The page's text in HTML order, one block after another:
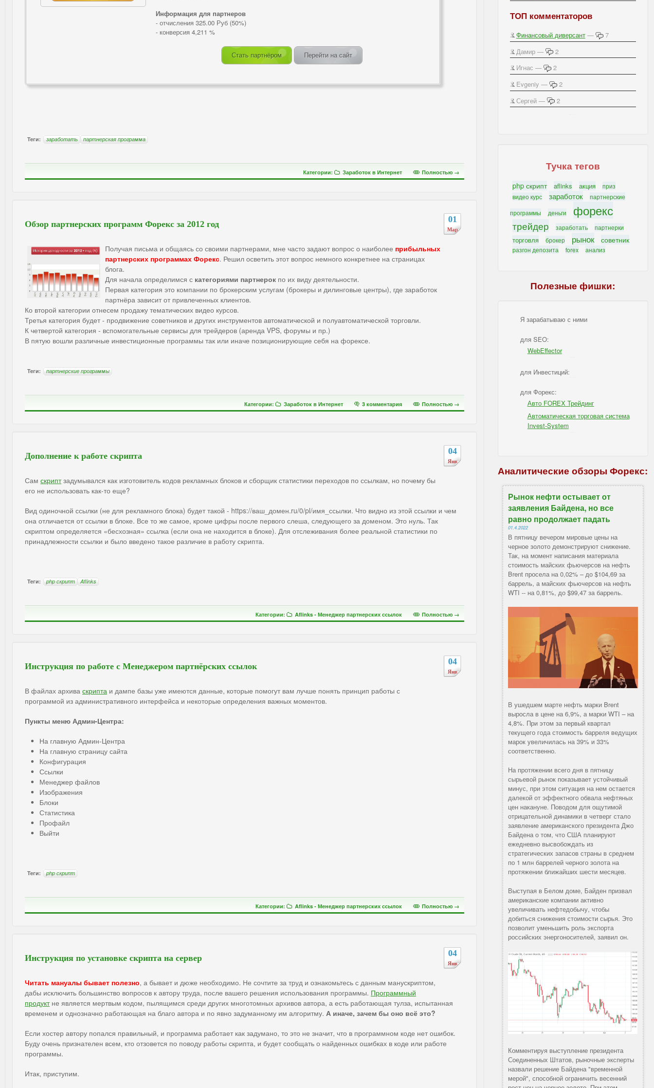
Информация для партнеров
- отчисления 325.00 Руб (50%)
- конверсия 4,211 %
Стать партнёром Перейти на сайт
Теги: заработать партнерская программа
Категории: Заработок в Интернет Полностью →
01
Мар
Обзор партнерских программ Форекс за 2012 год
Получая письма и общаясь со своими партнерами, мне часто задают вопрос о наиболее прибыльных
партнерских программах Форекс. Решил осветить этот вопрос немного конкретнее на страницах
блога.
Для начала определимся с категориями партнерок по их виду деятельности.
Первая категория это компании по брокерским услугам (брокеры и дилинговые центры), где заработок
партнёра зависит от привлеченных клиентов.
Ко второй категории отнесем продажу тематических видео курсов.
Третья категория будет - продвижение советников и других инструментов автоматической и полуавтоматической торговли.
К четвертой категория - вспомогательные сервисы для трейдеров (аренда VPS, форумы и пр.)
В пятую вошли различные инвестиционные программы так или иначе позиционирующие себя на форексе.
Теги: партнерские программы
Категории: Заработок в Интернет 3 комментария Полностью →
04
Янв
Дополнение к работе скрипта
Сам скриптзадумывался как изготовитель кодов рекламных блоков и сборщик статистики переходов по ссылкам, но почему бы
его не использовать как-то еще?
Вид одиночной ссылки (не для рекламного блока) будет такой - https://ваш_домен.ru/0/pl/имя_ссылки. Что видно из этой ссылки и чем
она отличается от ссылки в блоке. Все то же самое, кроме цифры после первого слеша, следующего за доменом. Это нуль. Так
скриптом определяется «бесхозная» ссылка (если она не находится в блоке). Для отслеживания более реальной статистики по
принадлежности ссылки и было введено такое различие в работу скрипта.
Теги: php скрипт Aflinks
Категории: Aflinks - Менеджер партнерских ссылок Полностью →
04
Янв
Инструкция по работе с Менеджером партнёрских ссылок
В файлах архива скрипта и дампе базы уже имеются данные, которые помогут вам лучше понять принцип работы с
программой из административного интерфейса и некоторые определения важных моментов.
Пункты меню Админ-Центра:
На главную Админ-Центра
На главную страницу сайта
Конфигурация
Ссылки
Менеджер файлов
Изображения
Блоки
Статистика
Профайл
Выйти
Теги: php скрипт
Категории: Aflinks - Менеджер партнерских ссылок Полностью →
04
Янв
Инструкция по установке скрипта на сервер
Читать мануалы бывает полезно, а бывает и дюже необходимо. Не сочтите за труд и ознакомьтесь с данным манускриптом,
дабы исключить большинство вопросов к автору труда, после вашего решения использования программы. Программный
продуктне является мертвым кодом, пылящимся среди других многотомных архивов автора, а есть работающая тулза, испытанная
временем и однозначно работающая на благо автора и по явно задуманному им алгоритму. А иначе, зачем бы оно всё это?
Если хостер автору попался правильный, и программа работает как задумано, то это не значит, что в программном коде нет ошибок.
Буду очень признателен всем, кто отзовется по поводу работы скрипта, и будет сообщать о найденных ошибках в коде или работе
программы.
Итак, приступим.
ТОП комментаторов
Финансовый диверсант—
7
Дамир —
2
Игнас —
2
Evgeniy —
2
Сергей —
2
Тучка тегов
php скрипт aflinks акция
приз
видео курс
заработок
партнерские
программы
деньги форекс
трейдер заработать партнерки
торговля брокер рынок советник
разгон депозита forex анализ
Полезные фишки:
Я зарабатываю с ними
для SEO:
WebEffector
для Инвестиций:
для Форекс:
Авто FOREX Трейдинг
Автоматическая торговая система
Invest-System
Аналитические обзоры Форекс:
Рынок нефти остывает от
заявления Байдена, но все
равно продолжает падать
01.4.2022
В пятницу вечером мировые цены на
черное золото демонстрируют снижение.
Так, на момент написания материала
стоимость майских фьючерсов на нефть
Brent просела на 0,02% – до $104,69 за
баррель, а майских фьючерсов на нефть
WTI -- на 0,81%, до $99,47 за баррель.
В ушедшем марте нефть марки Brent
выросла в цене на 6,9%, а марки WTI – на
4,8%. При этом за первый квартал
текущего года стоимость барреля ведущих
марок увеличилась на 39% и 33%
соответственно.
На протяжении всего дня в пятницу
сырьевой рынок показывает устойчивый
минус, при этом ситуация на нем остается
далекой от эффектного обвала нефтяных
цен накануне. Поводом для ощутимой
отрицательной динамики в четверг стало
заявление американского президента Джо
Байдена о том, что США планируют
ежедневно высвобождать из
стратегических запасов страны в среднем
по 1 млн баррелей черного золота на
протяжении ближайших шести месяцев.
Выступая в Белом доме, Байден призвал
американские компании активно
увеличивать нефтедобычу, чтобы
добиться снижения стоимости сырья. Это
позволит уменьшить роль экспорта
российских энергоносителей, заявил он.
Комментируя выступление президента
Соединенных Штатов, рыночные эксперты
назвали решение Байдена "временной
мерой", способной ограничить весенний